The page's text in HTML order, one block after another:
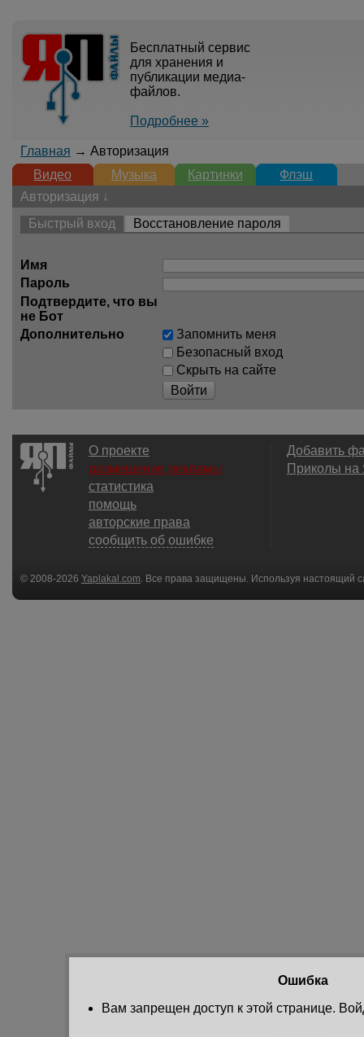
Бесплатный сервис
для хранения и
публикации медиа-
файлов.
Подробнее »
Главная → Авторизация
Видео
Музыка Картинки
Флэш
Авторизация ↓
Быстрый вход
Восстановление пароля
Имя
Пароль
Подтвердите, что вы
не Бот
Дополнительно
Запомнить меня
Безопасный вход
Скрыть на сайте
Войти
О проекте
размещение рекламы
статистика
помощь
авторские права
сообщить об ошибке
Добавить
Приколы
© 2008-2026 Yaplakal.com . Все права защищены. Используя настоящий
соглашения.
Ошибка
Вам запрещен доступ к этой странице.